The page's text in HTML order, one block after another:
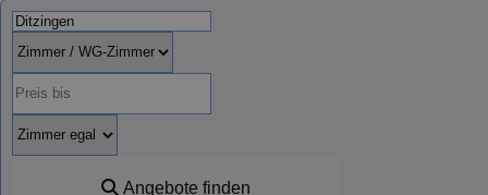
Angebote finden